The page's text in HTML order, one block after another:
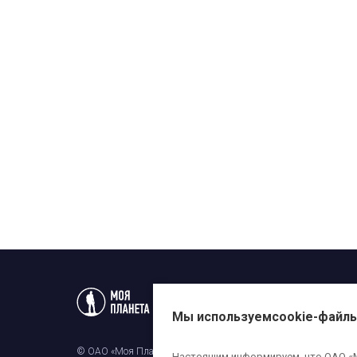
© ОАО «Моя Планета». Все права на любые материалы,
Мы используемcookie-